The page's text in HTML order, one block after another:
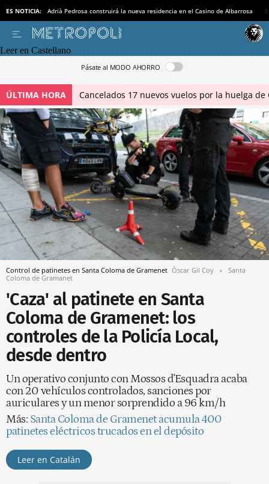
ES NOTICIA: Adrià Pedrosa construirá la nueva residencia en el Casino de Albarrosa
Leer en Castellano
Pásate al MODO AHORRO
ÚLTIMA HORA Cancelados 17 nuevos vuelos por la huelga
Control de patinetes en Santa Coloma de Gramenet Òscar Gil Coy
Santa
Coloma de Gramanet
'Caza' al patinete en Santa
Coloma de Gramenet: los
controles de la Policía Local,
desde dentro
Un operativo conjunto con Mossos d'Esquadra acaba
con 20 vehículos controlados, sanciones por
auriculares y un menor sorprendido a 96 km/h
Más: Santa Coloma de Gramenet acumula 400
patinetes eléctricos trucados en el depósito
Leer en Catalán